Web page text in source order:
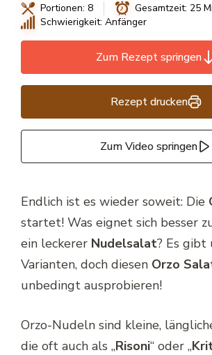
Portionen: 8
Gesamtzeit: 25
Schwierigkeit: Anfänger
Zum Rezept springen
Rezept drucken
Zum Video springen
Endlich ist es wieder soweit: Die
startet! Was eignet sich besser
ein leckerer Nudelsalat? Es gibt
Varianten, doch diesen Orzo
unbedingt ausprobieren!
Orzo-Nudeln sind kleine,
die oft auch als „Risoni“ oder „